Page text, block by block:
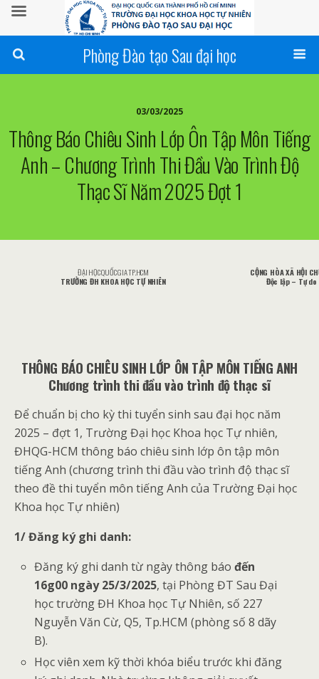
Phòng Đào tạo Sau đại học
03/03/2025
Thông Báo Chiêu Sinh Lớp Ôn Tập Môn Tiếng
Anh – Chương Trình Thi Đầu Vào Trình Độ
Thạc Sĩ Năm 2025 Đợt 1
ĐẠI HỌC QUỐC GIA TP.HCM
TRƯỜNG ĐH KHOA HỌC TỰ NHIÊN
CỘNG HÒA XÃ HỘI
Độc lập – Tự
THÔNG BÁO CHIÊU SINH LỚP ÔN TẬP MÔN TIẾNGANH
Chương trình thi đầu vào trình độ thạc sĩ
Để chuẩn bị cho kỳ thi tuyển sinh sau đại học năm
2025 – đợt 1, Trường Đại học Khoa học Tự nhiên,
ĐHQG-HCM thông báo chiêu sinh lớp ôn tập môn
tiếng Anh (chương trình thi đầu vào trình độ thạc sĩ
theo đề thi tuyển môn tiếng Anh của Trường Đại học
Khoa học Tự nhiên)
1/ Đăng ký ghi danh:
Đăng ký ghi danh từ ngày thông báo đến
16g00 ngày25/3/2025, tại Phòng ĐT Sau Đại
học trường ĐH Khoa học Tự Nhiên, số 227
Nguyễn Văn Cừ, Q5, Tp.HCM (phòng số 8 dãy
B).
Học viên xem kỹ thời khóa biểu trước khi đăng